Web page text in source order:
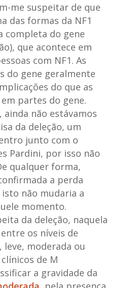
me suspeitar de que
das formas da NF1
completa do gene
que acontece em
com NF1. As
do gene geralmente
do que as
partes do gene.
não estávamos
da deleção, um
junto com o
Pardini, por isso não
qualquer forma,
a perda
não mudaria a
momento.
da deleção, naquela
os níveis de
leve, moderada ou
de M
a gravidade da